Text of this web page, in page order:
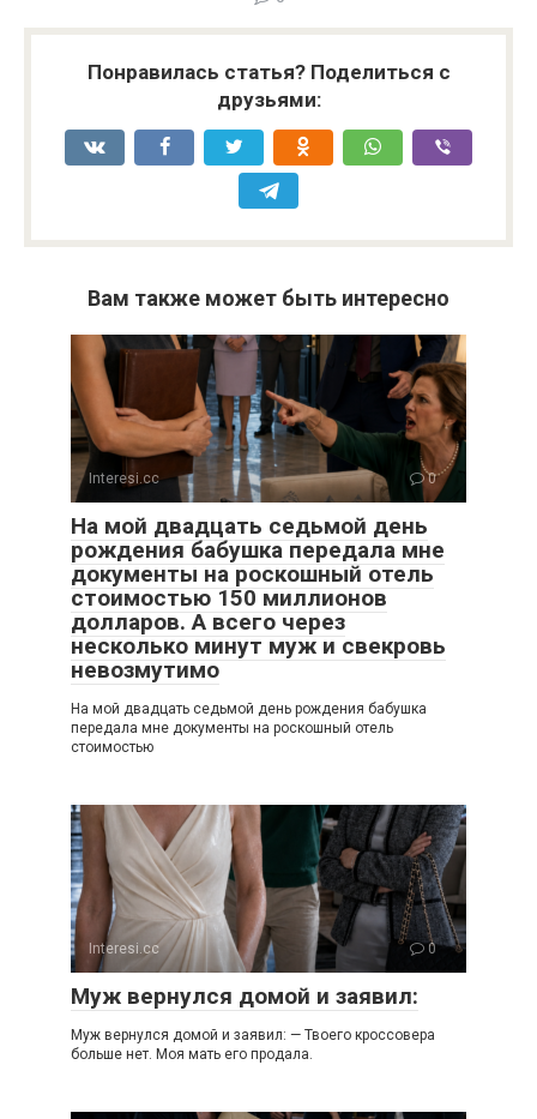
Понравилась статья? Поделиться с
друзьями:
Вам также может быть интересно
Interesi.cc 0
На мой двадцать седьмой день
рождения бабушка передала мне
документы на роскошный отель
стоимостью 150 миллионов
долларов. А всего через
несколько минут муж и свекровь
невозмутимо
На мой двадцать седьмой день рождения бабушка
передала мне документы на роскошный отель
стоимостью
Interesi.cc 0
Муж вернулся домой и заявил:
Муж вернулся домой и заявил: — Твоего кроссовера
больше нет. Моя мать его продала.